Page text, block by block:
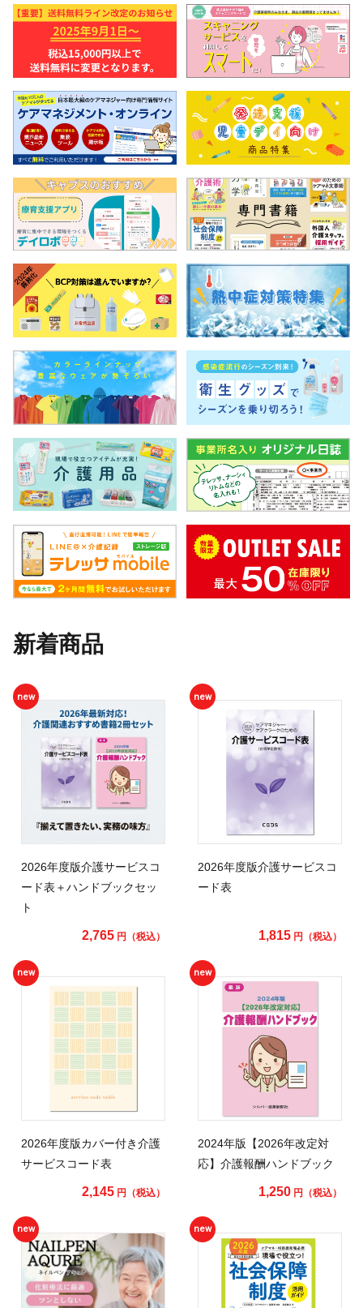
新着商品
new
2026年度版介護サービスコ
ード表＋ハンドブックセッ
ト
2,765円（税込）
new
2026年度版介護サービスコ
ード表
1,815 円（税込）
new
2026年度版カバー付き介護
サービスコード表
2,145円（税込）
new
2024年版【2026年改定対
応】介護報酬ハンドブック
1,250 円（税込）
new new